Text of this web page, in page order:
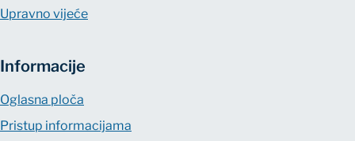
Upravno vijeće
Informacije
Oglasna ploča
Pristup informacijama